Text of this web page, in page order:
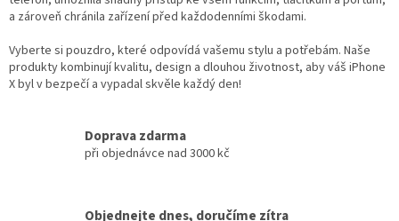
u
a zároveň chránila zařízení před každodenními škodami.
Vyberte si pouzdro, které odpovídá vašemu stylu a potřebám. Naše
produkty kombinují kvalitu, design a dlouhou životnost, aby váš iPhone
X byl v bezpečí a vypadal skvěle každý den!
Doprava zdarma
při objednávce nad 3000 kč
Objednejte dnes, doručíme zítra